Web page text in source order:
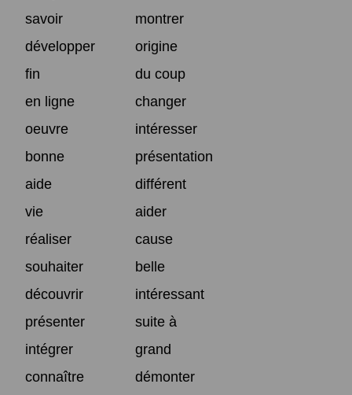
savoir
montrer
développer
origine
fin
du coup
en ligne
changer
oeuvre
intéresser
bonne
présentation
aide
différent
vie
aider
réaliser
cause
souhaiter
belle
découvrir
intéressant
présenter
suite à
intégrer
grand
connaître
démonter